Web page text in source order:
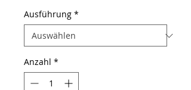
Ausführung *
Anzahl *